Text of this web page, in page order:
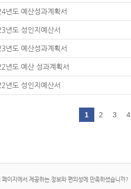
년도 예산성과계획서
년도 성인지예산서
년도 예산성과계획서
년도 예산 성과계획서
년도 성인지예산서
1 2 3 4
페이지에서 제공하는 정보와 편의성에 만족하셨습니까?